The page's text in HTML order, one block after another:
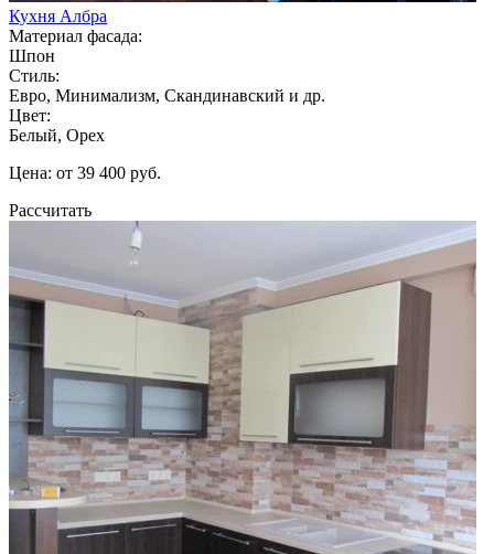
Кухня Албра
Материал фасада:
Шпон
Стиль:
Евро, Минимализм, Скандинавский и др.
Цвет:
Белый, Орех
Цена: от 39 400 руб.
Рассчитать